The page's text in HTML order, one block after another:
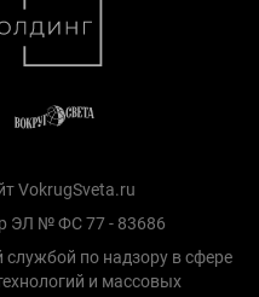
VokrugSveta.ru
ЭЛ № ФС 77 - 83686
по надзору в сфере
и массовых